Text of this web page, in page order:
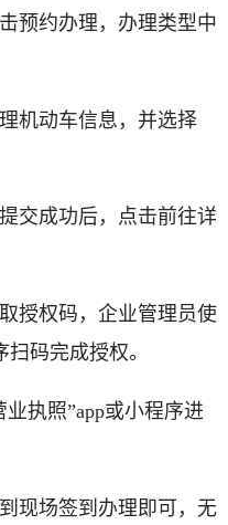
约办理，办理类型中
动车信息，并选择
成功后，点击前往详
权码，企业管理员使
码完成授权。
执照”app或小程序进
场签到办理即可，无